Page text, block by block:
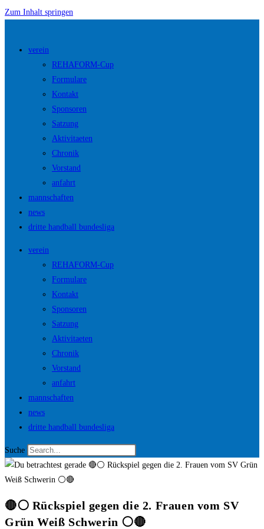
Zum Inhalt springen
verein
REHAFORM-Cup
Formulare
Kontakt
Sponsoren
Satzung
Aktivitaeten
Chronik
Vorstand
anfahrt
mannschaften
news
dritte handball bundesliga
verein
REHAFORM-Cup
Formulare
Kontakt
Sponsoren
Satzung
Aktivitaeten
Chronik
Vorstand
anfahrt
mannschaften
news
dritte handball bundesliga
Suche
🔴⚪️ Rückspiel gegen die 2. Frauen vom SV
Grün Weiß Schwerin ⚪️🔴